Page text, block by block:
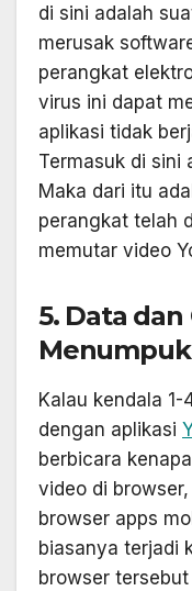
di sini adalah
merusak
perangkat
virus ini dapat
aplikasi tidak
Termasuk di sini
Maka dari itu
perangkat telah
memutar video
5. Data dan
Kalau kendala
dengan aplikasi
berbicara
video di
browser apps
biasanya terjadi
browser